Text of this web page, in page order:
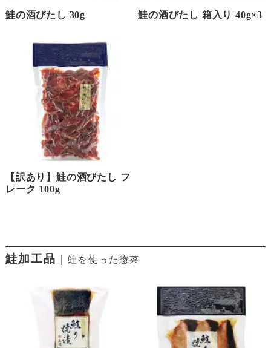
鮭の酒びたし 30g 鮭の酒びたし 箱入り 40g×3
【訳あり】鮭の酒びたし フ
レーク 100g
鮭加工品 |鮭を使った惣菜